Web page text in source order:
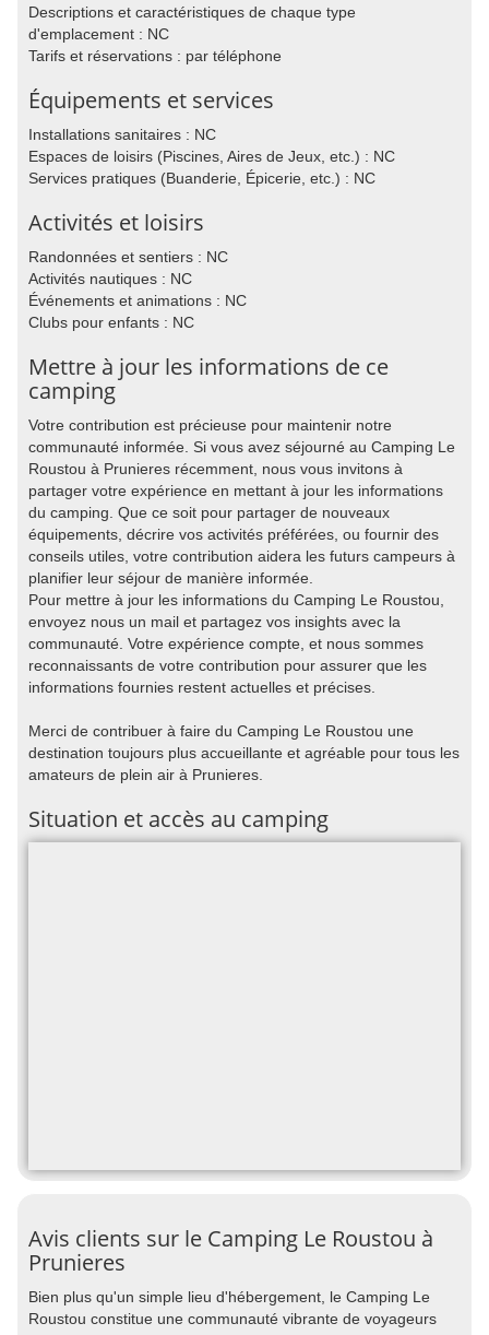
Descriptions et caractéristiques de chaque type
d'emplacement : NC
Tarifs et réservations : par téléphone
Équipements et services
Installations sanitaires : NC
Espaces de loisirs (Piscines, Aires de Jeux, etc.) : NC
Services pratiques (Buanderie, Épicerie, etc.) : NC
Activités et loisirs
Randonnées et sentiers : NC
Activités nautiques : NC
Événements et animations : NC
Clubs pour enfants : NC
Mettre à jour les informations de ce
camping
Votre contribution est précieuse pour maintenir notre
communauté informée. Si vous avez séjourné au Camping Le
Roustou à Prunieres récemment, nous vous invitons à
partager votre expérience en mettant à jour les informations
du camping. Que ce soit pour partager de nouveaux
équipements, décrire vos activités préférées, ou fournir des
conseils utiles, votre contribution aidera les futurs campeurs à
planifier leur séjour de manière informée.
Pour mettre à jour les informations du Camping Le Roustou,
envoyez nous un mail et partagez vos insights avec la
communauté. Votre expérience compte, et nous sommes
reconnaissants de votre contribution pour assurer que les
informations fournies restent actuelles et précises.
Merci de contribuer à faire du Camping Le Roustou une
destination toujours plus accueillante et agréable pour tous les
amateurs de plein air à Prunieres.
Situation et accès au camping
Avis clients sur le Camping Le Roustou à
Prunieres
Bien plus qu'un simple lieu d'hébergement, le Camping Le
Roustou constitue une communauté vibrante de voyageurs